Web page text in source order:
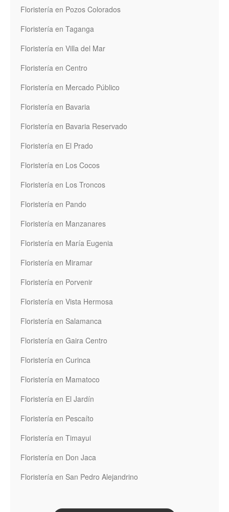
Floristería en Pozos Colorados
Floristería en Taganga
Floristería en Villa del Mar
Floristería en Centro
Floristería en Mercado Público
Floristería en Bavaria
Floristería en Bavaria Reservado
Floristería en El Prado
Floristería en Los Cocos
Floristería en Los Troncos
Floristería en Pando
Floristería en Manzanares
Floristería en María Eugenia
Floristería en Miramar
Floristería en Porvenir
Floristería en Vista Hermosa
Floristería en Salamanca
Floristería en Gaira Centro
Floristería en Curinca
Floristería en Mamatoco
Floristería en El Jardín
Floristería en Pescaíto
Floristería en Timayui
Floristería en Don Jaca
Floristería en San Pedro Alejandrino